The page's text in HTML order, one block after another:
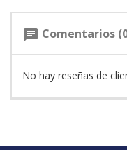
chat Comentarios
No hay reseñas de